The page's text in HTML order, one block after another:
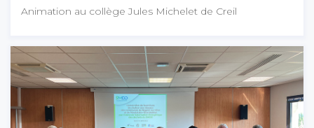
Animation au collège Jules Michelet de Creil